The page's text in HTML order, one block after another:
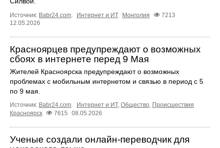
Источник: Babr24.com. Интернет и ИТ Монголия
7213
12.05.2026
Красноярцев предупреждают о возможных
сбоях в интернете перед 9 Мая
Жителей Красноярска предупреждают о возможных
проблемах с мобильным интернетом и связью в период с 5
по 9 мая.
Источник: Babr24.com. Интернет и ИТ, Общество, Происшествия
Красноярск
7615 08.05.2026
Ученые создали онлайн-переводчик для